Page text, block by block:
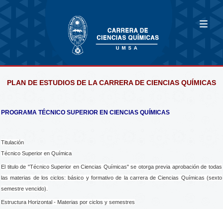
PLAN DE ESTUDIOS DE LA CARRERA DE CIENCIAS QUÍMICAS
PROGRAMA TÉCNICO SUPERIOR EN CIENCIAS QUÍMICAS
Titulación
Técnico Superior en Química
El titulo de "Técnico Superior en Ciencias Químicas" se otorga previa aprobación de todas
las materias de los ciclos: básico y formativo de la carrera de Ciencias Químicas (sexto
semestre vencido).
Estructura Horizontal - Materias por ciclos y semestres